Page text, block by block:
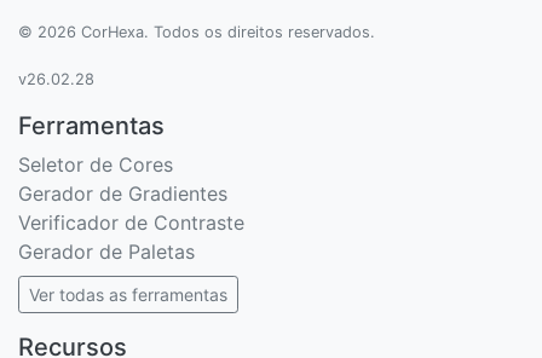
© 2026 CorHexa. Todos os direitos reservados.
v26.02.28
Ferramentas
Seletor de Cores
Gerador de Gradientes
Verificador de Contraste
Gerador de Paletas
Ver todas as ferramentas
Recursos